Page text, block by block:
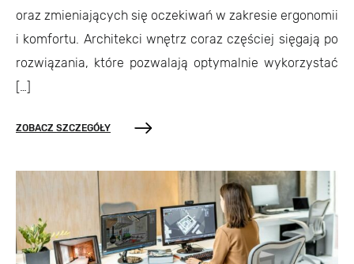
oraz zmieniających się oczekiwań w zakresie ergonomii
i komfortu. Architekci wnętrz coraz częściej sięgają po
rozwiązania, które pozwalają optymalnie wykorzystać
[…]
ZOBACZ SZCZEGÓŁY